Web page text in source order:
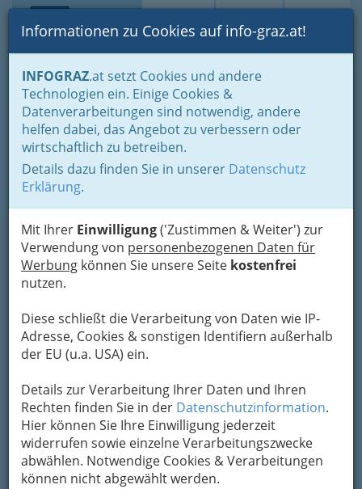
Suche Login Toggle
Informationen zu Cookies auf info-graz.at!
INFOGRAZ.at setzt Cookies und andere
Technologien ein. Einige Cookies &
Datenverarbeitungen sind notwendig, andere
helfen dabei, das Angebot zu verbessern oder
wirtschaftlich zu betreiben.
Details dazu finden Sie in unserer Datenschutz
Erklärung.
Mit Ihrer Einwilligung('Zustimmen & Weiter') zur
Verwendung von personenbezogenen Daten für
Werbung können Sie unsere Seite kostenfrei
nutzen.
Diese schließt die Verarbeitung von Daten wie IP-
Adresse, Cookies & sonstigen Identifiern außerhalb
der EU (u.a. USA) ein.
Details zur Verarbeitung Ihrer Daten und Ihren
Rechten finden Sie in der Datenschutzinformation.
Hier können Sie Ihre Einwilligung jederzeit
widerrufen sowie einzelne Verarbeitungszwecke
abwählen. Notwendige Cookies & Verarbeitungen
können nicht abgewählt werden.
Home Branchen
Wellness & Beauty
Esoterische Dienstleistungen Graz und Umgebung - Esoterik
Franz Josef Walter - Astro
Energetik Institut Walter
Steinbergstraße 8, 8074 Raaba-Dürwagersbach
+43 664 915 7700
Karte
Adresse mit Google Maps anschauen
Kontaktaufnahme
Um die Info-Graz Firmenvor Spam-Mails zu
bewahren, verwenden wir an dieser Stelle zur
Übermittlung Ihrer Nachricht ein sicheres
Formular. Ihre Nachricht wird nach dem
Absenden umgehend per Mail an das